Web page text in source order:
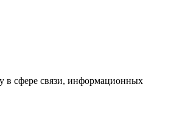
в сфере связи, информационных